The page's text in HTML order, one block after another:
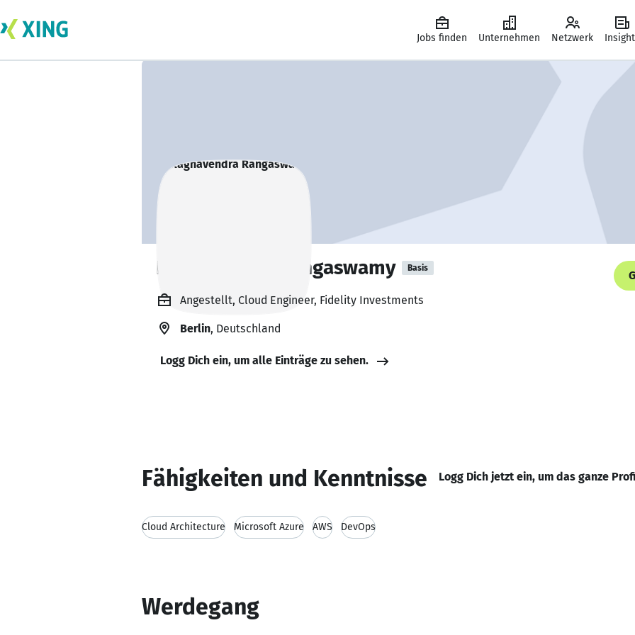
Jobs finden Unternehmen Netzwerk
Raghavendra Rangaswamy Basis
Angestellt, Cloud Engineer, Fidelity Investments
Berlin, Deutschland
Logg Dich ein, um alle Einträge zu sehen.
Fähigkeiten und Kenntnisse Logg Dich jetzt ein, um das ganze
Cloud Architecture Microsoft Azure AWS DevOps
Werdegang